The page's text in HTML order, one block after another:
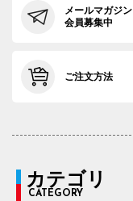
メールマガジン
会員募集中
ご注文方法
カテゴリ
CATEGORY